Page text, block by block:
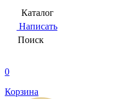
Каталог
Написать
Поиск
0
Корзина